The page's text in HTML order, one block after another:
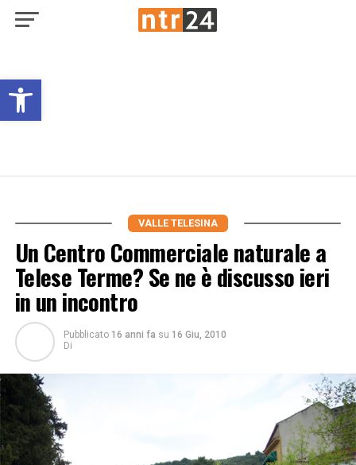
Open toolbar
VALLE TELESINA
Un Centro Commerciale naturale a
Telese Terme? Se ne è discusso ieri
in un incontro
Pubblicato 16 anni fa su 16 Giu, 2010
Di